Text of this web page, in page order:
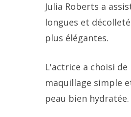
Julia Roberts a
longues et
plus élégantes.
L'actrice a choisi
maquillage simple
peau bien hydratée.